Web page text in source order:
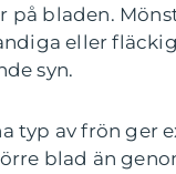
på bladen.
eller
syn.
typ av frön ger
blad än